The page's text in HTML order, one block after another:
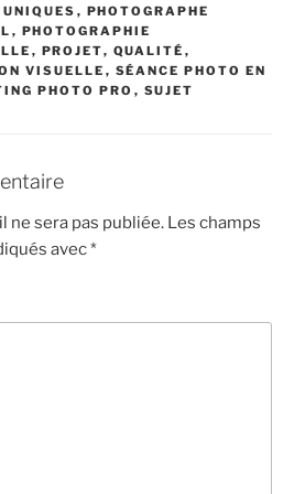
, PHOTOGRAPHE
, PHOTOGRAPHIE
, PROJET, QUALITÉ ,
VISUELLE , SÉANCE PHOTO EN
PHOTO PRO , SUJET
ne sera pas publiée. Les champs
avec*